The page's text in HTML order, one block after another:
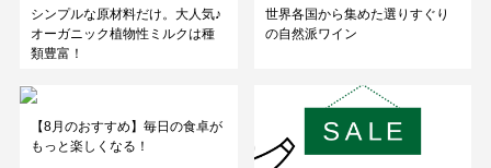
シンプルな原材料だけ。大人気♪
オーガニック植物性ミルクは種
類豊富！
世界各国から集めた選りすぐり
の自然派ワイン
【8月のおすすめ】毎日の食卓が
もっと楽しくなる！